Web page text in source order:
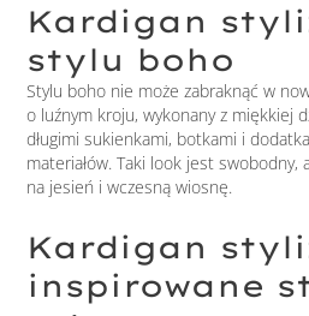
Kardigan
stylu boho
Stylu boho nie może zabraknąć w
o luźnym kroju, wykonany z miękkiej
długimi sukienkami, botkami i
materiałów. Taki look jest swobodny,
na jesień i wczesną wiosnę.
Kardigan
inspirowane